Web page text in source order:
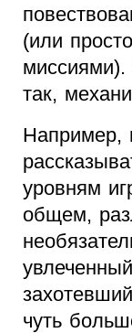
(или
так,
Например,
уровням
общем,
чуть